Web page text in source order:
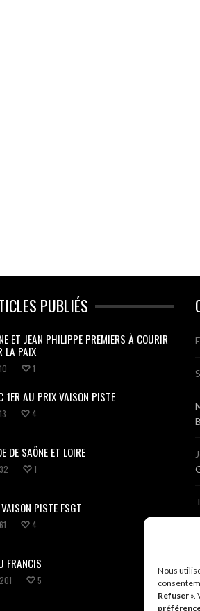
Nous
Refuser ».
PUBLIÉS
ET JEAN PHILIPPE PREMIERS À COURIR
LA PAIX
10 1
1ER AU PRIX VAISON PISTE
13 4
DE SAÔNE ET LOIRE
32 1
PISTE FSGT
61 4
FRANCIS
201 5